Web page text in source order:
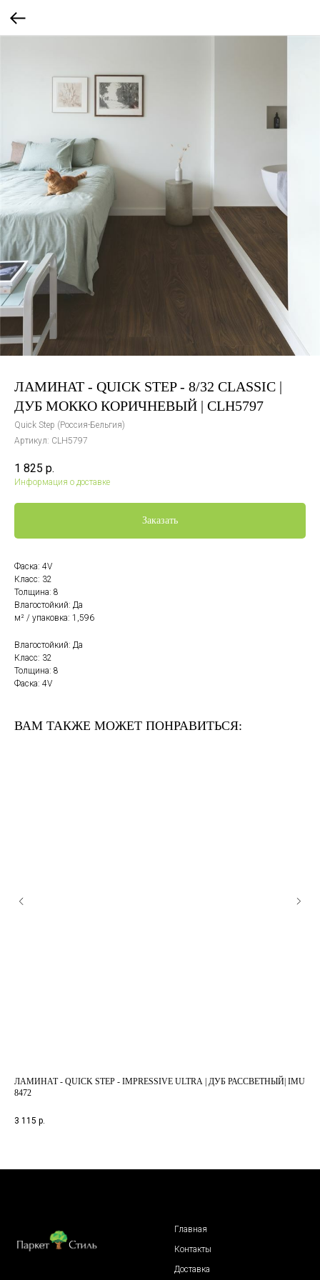
ЛАМИНАТ - QUICK STEP - 8/32 CLASSIC |
ДУБ МОККО КОРИЧНЕВЫЙ | CLH5797
Quick Step (Россия-Бельгия)
Артикул: CLH5797
1 825 р.
Информация о доставке
Заказать
Фаска: 4V
Класс: 32
Толщина: 8
Влагостойкий: Да
м² / упаковка: 1,596
Влагостойкий: Да
Класс: 32
Толщина: 8
Фаска: 4V
ВАМ ТАКЖЕ МОЖЕТ ПОНРАВИТЬСЯ:
ЛАМИНАТ - QUICK STEP - IMPRESSIVE ULTRA | ДУБ РАССВЕТНЫЙ| IMU
8472
3 115 р.
Главная
Контакты
Доставка